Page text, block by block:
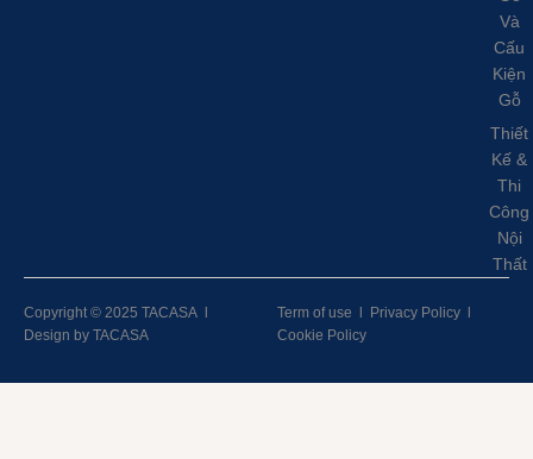
Và
Cấu
Kiện
Gỗ
Thiết
Kế &
Thi
Công
Nội
Thất
Copyright © 2025 TACASA l
Design by TACASA
Term of use l Privacy Policy l
Cookie Policy